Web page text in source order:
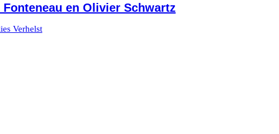
en Olivier Schwartz
Verhelst